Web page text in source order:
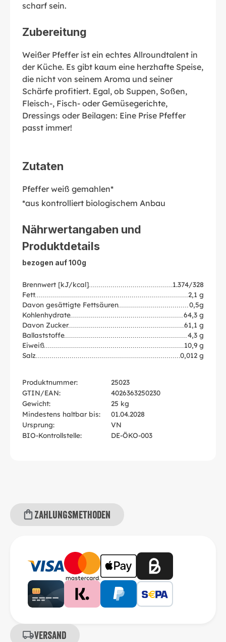
scharf sein.
Zubereitung
Weißer Pfeffer ist ein echtes Allroundtalent in
der Küche. Es gibt kaum eine herzhafte Speise,
die nicht von seinem Aroma und seiner
Schärfe profitiert. Egal, ob Suppen, Soßen,
Fleisch-, Fisch- oder Gemüsegerichte,
Dressings oder Beilagen: Eine Prise Pfeffer
passt immer!
Zutaten
Pfeffer weiß gemahlen*
*aus kontrolliert biologischem Anbau
Nährwertangaben und
Produktdetails
bezogen auf 100g
Brennwert [kJ/kcal]
1.374/328
Fett
2,1 g
Davon gesättigte Fettsäuren
0,5g
Kohlenhydrate
64,3 g
Davon Zucker
61,1 g
Ballaststoffe
4,3 g
Eiweiß
10,9 g
Salz
0,012 g
Produktnummer:
25023
GTIN/EAN:
4026363250230
Gewicht:
25 kg
Mindestens haltbar bis:
01.04.2028
Ursprung:
VN
BIO-Kontrollstelle:
DE-ÖKO-003
Zahlungsmethoden
Versand